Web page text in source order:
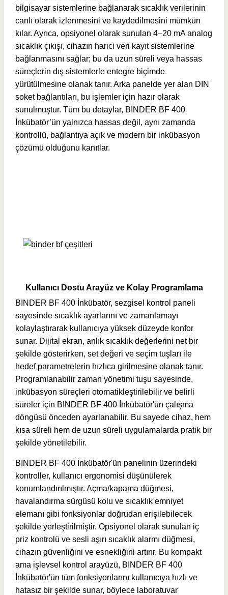
bilgisayar sistemlerine bağlanarak sıcaklık verilerinin
canlı olarak izlenmesini ve kaydedilmesini mümkün
kılar. Ayrıca, opsiyonel olarak sunulan 4–20 mA analog
sıcaklık çıkışı, cihazın harici veri kayıt sistemlerine
bağlanmasını sağlar; bu da uzun süreli veya hassas
süreçlerin dış sistemlerle entegre biçimde
yürütülmesine olanak tanır. Arka panelde yer alan DIN
soket bağlantıları, bu işlemler için hazır olarak
sunulmuştur. Tüm bu detaylar, BINDER BF 400
İnkübatör’ün yalnızca hassas değil, aynı zamanda
kontrollü, bağlantıya açık ve modern bir inkübasyon
çözümü olduğunu kanıtlar.
Kullanıcı Dostu Arayüz ve Kolay Programlama
BINDER BF 400 İnkübatör, sezgisel kontrol paneli
sayesinde sıcaklık ayarlarını ve zamanlamayı
kolaylaştırarak kullanıcıya yüksek düzeyde konfor
sunar. Dijital ekran, anlık sıcaklık değerlerini net bir
şekilde gösterirken, set değeri ve seçim tuşları ile
hedef parametrelerin hızlıca girilmesine olanak tanır.
Programlanabilir zaman yönetimi tuşu sayesinde,
inkübasyon süreçleri otomatikleştirilebilir ve belirli
süreler için BINDER BF 400 İnkübatör'ün çalışma
döngüsü önceden ayarlanabilir. Bu sayede cihaz, hem
kısa süreli hem de uzun süreli uygulamalarda pratik bir
şekilde yönetilebilir.
BINDER BF 400 İnkübatör'ün panelinin üzerindeki
kontroller, kullanıcı ergonomisi düşünülerek
konumlandırılmıştır. Açma/kapama düğmesi,
havalandırma sürgüsü kolu ve sıcaklık emniyet
elemanı gibi fonksiyonlar doğrudan erişilebilecek
şekilde yerleştirilmiştir. Opsiyonel olarak sunulan iç
priz kontrolü ve sesli aşırı sıcaklık alarmı düğmesi,
cihazın güvenliğini ve esnekliğini artırır. Bu kompakt
ama işlevsel kontrol arayüzü, BINDER BF 400
İnkübatör'ün tüm fonksiyonlarını kullanıcıya hızlı ve
hatasız bir şekilde sunar, böylece laboratuvar